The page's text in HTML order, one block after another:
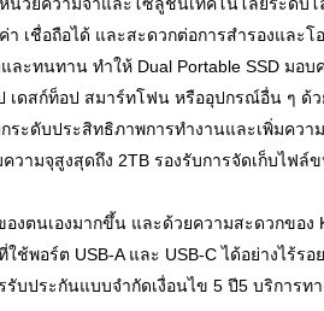
เชื่อถือได้ และสะดวกต่อการสำรองและโ
ทนทาน ทำให้ Dual Portable SSD มอบ
ดสก์ท็อป สมาร์ทโฟน หรืออุปกรณ์อื่น ๆ ด้ว
ระดับประสิทธิภาพการทำงานและเพิ่มคว
มจุสูงสุดถึง 2TB รองรับการจัดเก็บไฟล์
ตนเองมากขึ้น และด้วยความสะดวกของ
พอร์ต USB-A และ USB-C ได้อย่างไร้รอ
รับประกันแบบจำกัดเงื่อนไข 5 ปี5 บริการ